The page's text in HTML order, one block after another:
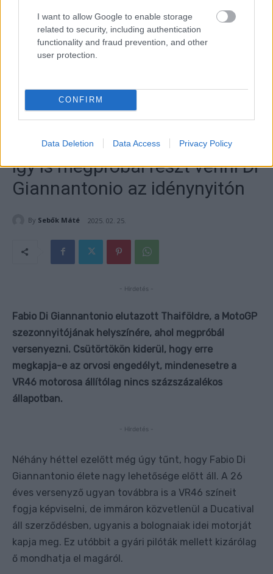
I want to allow Google to enable storage
related to security, including authentication
functionality and fraud prevention, and other
user protection.
CONFIRM
Data Deletion Data Access Privacy Policy